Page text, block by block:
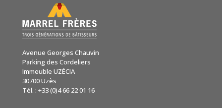
Avenue Georges Chauvin
Parking des Cordeliers
Immeuble UZÉCIA
30700 Uzès
Tél. : +33 (0)4 66 22 01 16